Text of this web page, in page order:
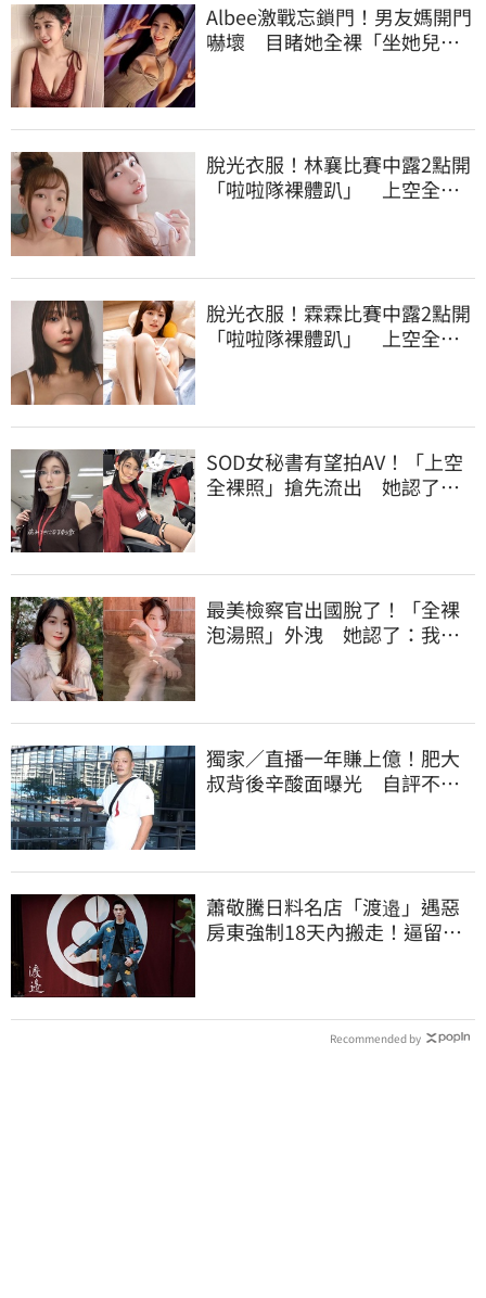
Albee激戰忘鎖門！男友媽開門
嚇壞 目睹她全裸「坐她兒子
脫光衣服！林襄比賽中露2點開
「啦啦隊裸體趴」 上空全裸
脫光衣服！霖霖比賽中露2點開
「啦啦隊裸體趴」 上空全裸
SOD女秘書有望拍AV！「上空
全裸照」搶先流出 她認了：
最美檢察官出國脫了！「全裸
泡湯照」外洩 她認了：我一
獨家／直播一年賺上億！肥大
叔背後辛酸面曝光 自評不及
蕭敬騰日料名店「渡邉」遇惡
房東強制18天內搬走！逼留裝
Recommended by